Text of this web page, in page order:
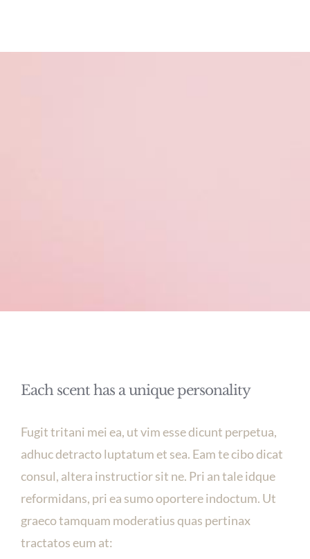
Each scent has a unique personality
Fugit tritani mei ea, ut vim esse dicunt perpetua,
adhuc detracto luptatum et sea. Eam te cibo dicat
consul, altera instructior sit ne. Pri an tale idque
reformidans, pri ea sumo oportere indoctum. Ut
graeco tamquam moderatius quas pertinax
tractatos eum at: